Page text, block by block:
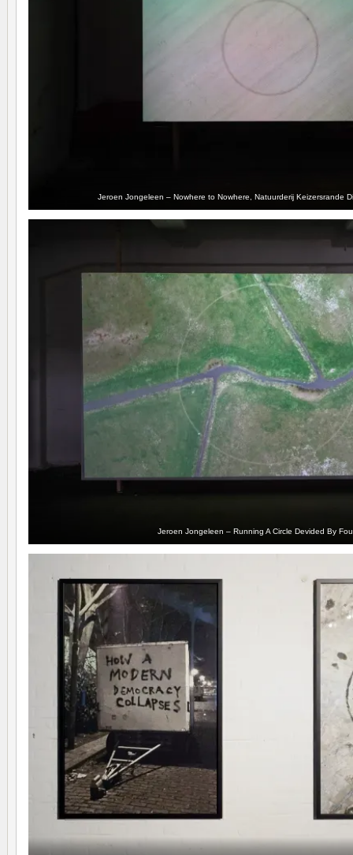
Jeroen Jongeleen – Nowhere to Nowhere, Natuurderij Keizersrande
Jeroen Jongeleen – Running A Circle Devided By